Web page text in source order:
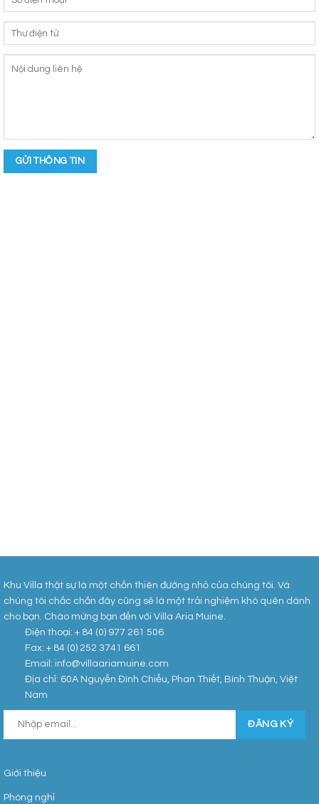
Khu Villa thật sự là một chốn thiên đường nhỏ của chúng tôi. Và
chúng tôi chắc chắn đây cũng sẽ là một trải nghiệm khó quên dành
cho bạn. Chào mừng bạn đến với Villa Aria Muine.
Điện thoại: + 84 (0) 977 261 506
Fax: + 84 (0) 252 3741 661
Email: info@villaariamuine.com
Địa chỉ: 60A Nguyễn Đình Chiểu, Phan Thiết, Bình Thuận, Việt
Nam
Giới thiệu
Phòng nghỉ